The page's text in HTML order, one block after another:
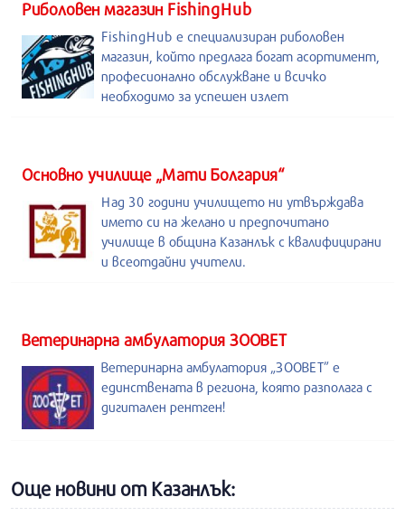
Риболовен магазин FishingHub
FishingHub е специализиран риболовен
магазин, който предлага богат асортимент,
професионално обслужване и всичко
необходимо за успешен излет
Основно училище „Мати Болгария“
Над 30 години училището ни утвърждава
името си на желано и предпочитано
училище в община Казанлък с квалифицирани
и всеотдайни учители.
Ветеринарна амбулатория ЗООВЕТ
Ветеринарна амбулатория „ЗООВЕТ” е
единствената в региона, която разполага с
дигитален рентген!
Още новини от Казанлък: